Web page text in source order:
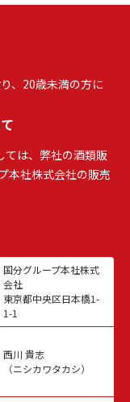
、20歳未満の方に
ては、弊社の酒類販
本社株式会社の販売
国分グループ本社株式
会社
東京都中央区日本橋1-
1-1
西川 貴志
（ニシカワタカシ）